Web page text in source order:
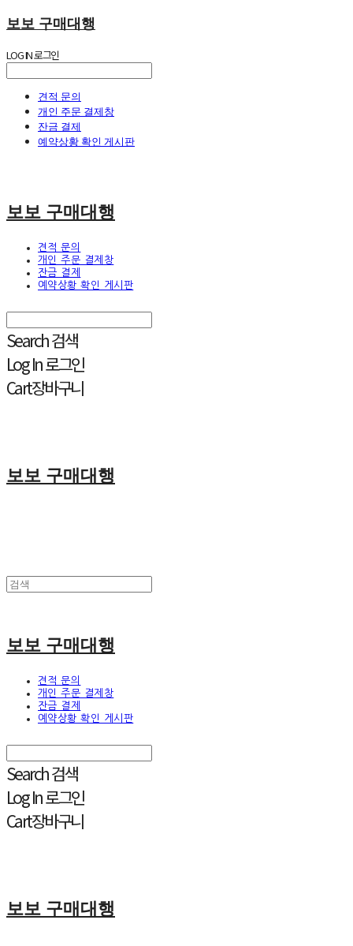
보보 구매대행
LOG IN로그인
견적 문의
개인 주문 결제창
잔금 결제
예약상황 확인 게시판
보보 구매대행
견적 문의
개인 주문 결제창
잔금 결제
예약상황 확인 게시판
Search검색
Log In로그인
Cart장바구니
보보 구매대행
보보 구매대행
견적 문의
개인 주문 결제창
잔금 결제
예약상황 확인 게시판
Search검색
Log In로그인
Cart장바구니
보보 구매대행